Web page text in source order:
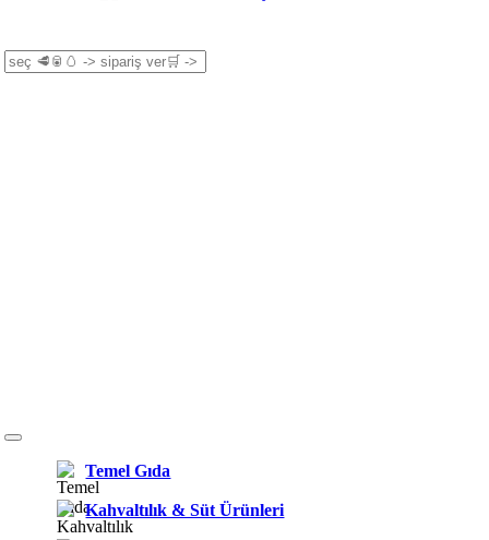
Temel Gıda
Kahvaltılık & Süt Ürünleri